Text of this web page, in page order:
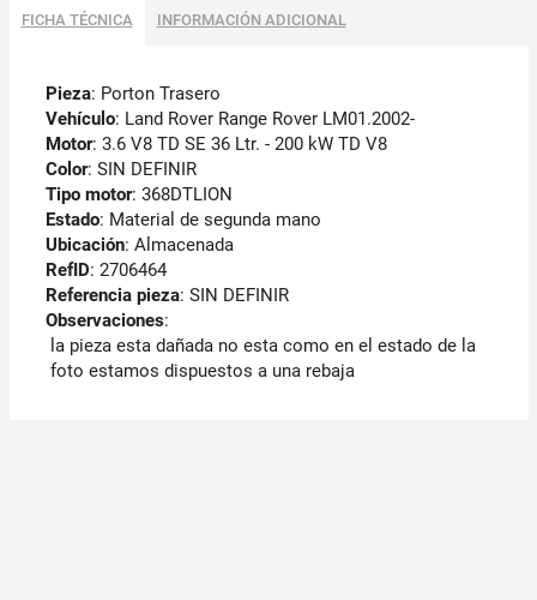
FICHA TÉCNICA INFORMACIÓN ADICIONAL
Pieza: Porton Trasero
Vehículo: Land Rover Range Rover LM01.2002-
Motor: 3.6 V8 TD SE 36 Ltr. - 200 kW TD V8
Color: SIN DEFINIR
Tipo motor: 368DTLION
Estado: Material de segunda mano
Ubicación: Almacenada
RefID: 2706464
Referencia pieza: SIN DEFINIR
Observaciones:
la pieza esta dañada no esta como en el estado de la
foto estamos dispuestos a una rebaja